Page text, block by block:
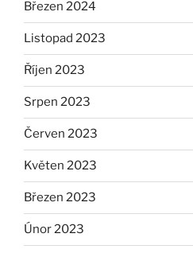
Březen 2024
Listopad 2023
Říjen 2023
Srpen 2023
Červen 2023
Květen 2023
Březen 2023
Únor 2023